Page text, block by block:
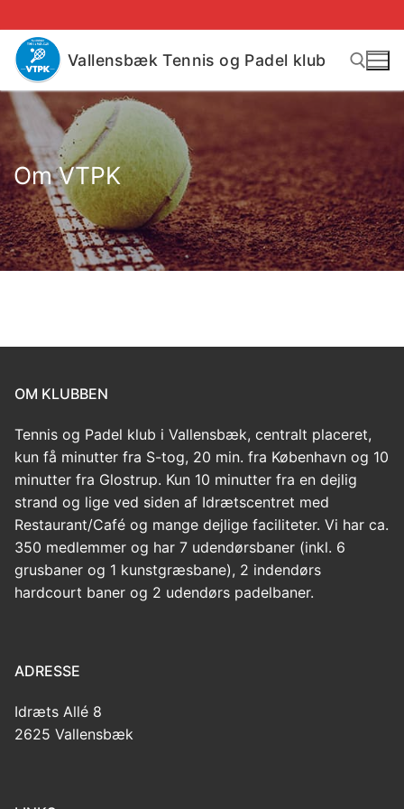
Vallensbæk Tennis og Padel klub
Om VTPK
OM KLUBBEN
Tennis og Padel klub i Vallensbæk, centralt placeret,
kun få minutter fra S-tog, 20 min. fra København og 10
minutter fra Glostrup. Kun 10 minutter fra en dejlig
strand og lige ved siden af Idrætscentret med
Restaurant/Café og mange dejlige faciliteter. Vi har ca.
350 medlemmer og har 7 udendørsbaner (inkl. 6
grusbaner og 1 kunstgræsbane), 2 indendørs
hardcourt baner og 2 udendørs padelbaner.
ADRESSE
Idræts Allé 8
2625 Vallensbæk